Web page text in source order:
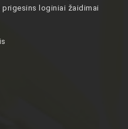
loginiai žaidimai